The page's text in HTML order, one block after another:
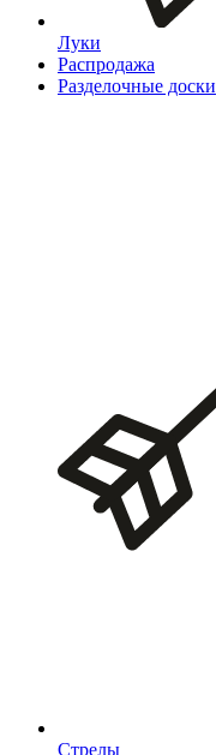
Луки
Распродажа
Разделочные доски
Стрелы